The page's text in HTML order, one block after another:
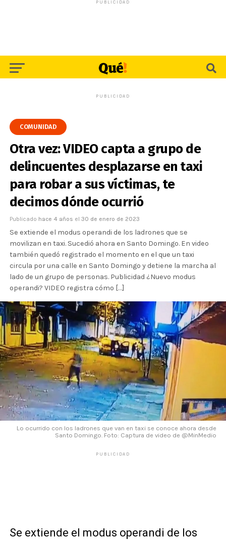
PUBLICIDAD
PUBLICIDAD
COMUNIDAD
Otra vez: VIDEO capta a grupo de
delincuentes desplazarse en taxi
para robar a sus víctimas, te
decimos dónde ocurrió
Publicado hace 4 años el 30 de enero de 2023
Se extiende el modus operandi de los ladrones que se
movilizan en taxi. Sucedió ahora en Santo Domingo. En video
también quedó registrado el momento en el que un taxi
circula por una calle en Santo Domingo y detiene la marcha al
lado de un grupo de personas. Publicidad ¿Nuevo modus
operandi? VIDEO registra cómo […]
Lo ocurrido con los ladrones que van en taxi se conoce ahora desde
Santo Domingo. Foto: Captura de video de @MinMedio
PUBLICIDAD
Se extiende el modus operandi de los